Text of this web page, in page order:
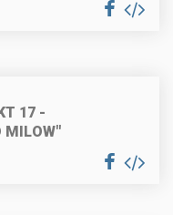
17 -
MILOW"